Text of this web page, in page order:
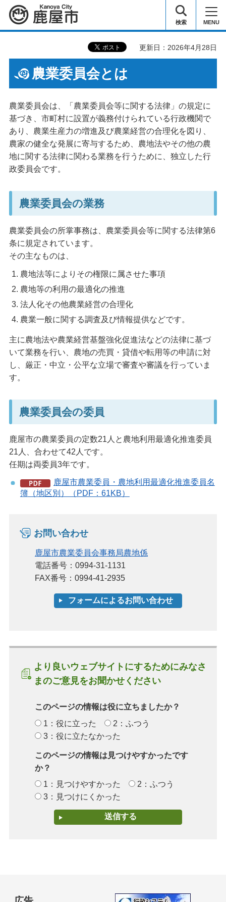
鹿屋市 検索 MENU
更新日：2026年4月28日
農業委員会とは
農業委員会は、「農業委員会等に関する法律」の規定に
基づき、市町村に設置が義務付けられている行政機関で
あり、農業生産力の増進及び農業経営の合理化を図り、
農家の健全な発展に寄与するため、農地法やその他の農
地に関する法律に関わる業務を行うために、独立した行
政委員会です。
農業委員会の業務
農業委員会の所掌事務は、農業委員会等に関する法律第6
条に規定されています。
その主なものは、
農地法等によりその権限に属させた事項
農地等の利用の最適化の推進
法人化その他農業経営の合理化
農業一般に関する調査及び情報提供などです。
主に農地法や農業経営基盤強化促進法などの法律に基づ
いて業務を行い、農地の売買・貸借や転用等の申請に対
し、厳正・中立・公平な立場で審査や審議を行っていま
す。
農業委員会の委員
鹿屋市の農業委員の定数21人と農地利用最適化推進委員
21人、合わせて42人です。
任期は両委員3年です。
鹿屋市農業委員・農地利用最適化推進委員名
簿（地区別）（PDF：61KB）
お問い合わせ
鹿屋市農業委員会事務局農地係
電話番号：0994-31-1131
FAX番号：0994-41-2935
より良いウェブサイトにするためにみなさ
まのご意見をお聞かせください
このページの情報は役に立ちましたか？
1：役に立った
2：ふつう
3：役に立たなかった
このページの情報は見つけやすかったです
か？
1：見つけやすかった
2：ふつう
3：見つけにくかった